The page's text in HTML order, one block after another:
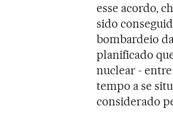
esse acordo,
sido
bombardeio
planificado
nuclear -
tempo a se
considerado